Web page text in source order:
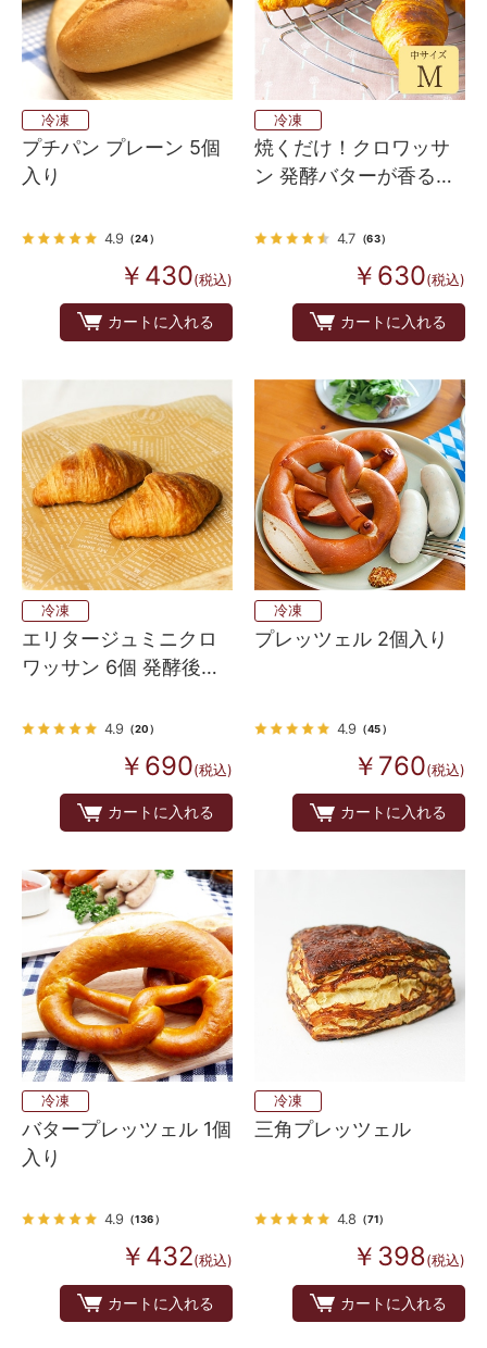
冷凍
プチパン プレーン 5個
入り
4.9 （24）
￥430(税込)
カートに入れる
冷凍
焼くだけ！クロワッサ
ン 発酵バターが香るフ
5個入り
4.7 （63）
￥630(税込)
カートに入れる
冷凍
エリタージュミニクロ
ワッサン 6個 発酵後生
4.9 （20）
￥690(税込)
カートに入れる
冷凍
プレッツェル 2個入り
4.9 （45）
￥760(税込)
カートに入れる
冷凍
バタープレッツェル 1個
入り
4.9 （136）
￥432(税込)
カートに入れる
冷凍
三角プレッツェル
4.8 （71）
￥398(税込)
カートに入れる